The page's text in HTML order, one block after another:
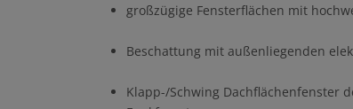
großzügige Fensterflächen mit
Beschattung mit außenliegenden
Klapp-/Schwing Dachflächenfenster